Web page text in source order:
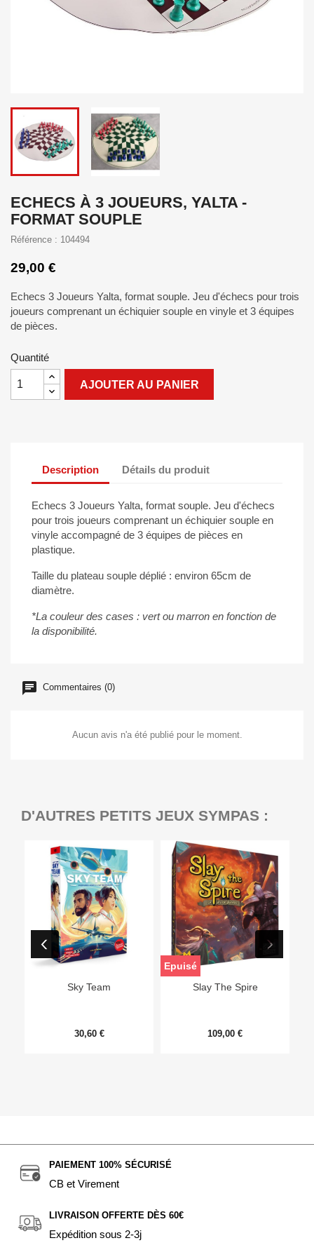
ECHECS À 3 JOUEURS, YALTA -
FORMAT SOUPLE
Référence : 104494
29,00 €
Echecs 3 Joueurs Yalta, format souple. Jeu d'échecs pour trois
joueurs comprenant un échiquier souple en vinyle et 3 équipes
de pièces.
Quantité
AJOUTER AU PANIER
Description Détails du produit
Echecs 3 Joueurs Yalta, format souple. Jeu d'échecs
pour trois joueurs comprenant un échiquier souple en
vinyle accompagné de 3 équipes de pièces en
plastique.
Taille du plateau souple déplié : environ 65cm de
diamètre.
*La couleur des cases : vert ou marron en fonction de
la disponibilité.
Commentaires (0)
Aucun avis n'a été publié pour le moment.
D'AUTRES PETITS JEUX SYMPAS :
Sky Team
30,60 €
Slay The Spire
109,00 €
Epuisé
PAIEMENT 100% SÉCURISÉ
CB et Virement
LIVRAISON OFFERTE DÈS 60€
Expédition sous 2-3j